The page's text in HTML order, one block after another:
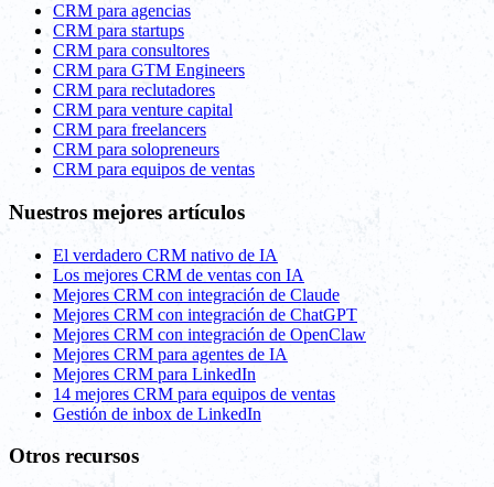
CRM para agencias
CRM para startups
CRM para consultores
CRM para GTM Engineers
CRM para reclutadores
CRM para venture capital
CRM para freelancers
CRM para solopreneurs
CRM para equipos de ventas
Nuestros mejores artículos
El verdadero CRM nativo de IA
Los mejores CRM de ventas con IA
Mejores CRM con integración de Claude
Mejores CRM con integración de ChatGPT
Mejores CRM con integración de OpenClaw
Mejores CRM para agentes de IA
Mejores CRM para LinkedIn
14 mejores CRM para equipos de ventas
Gestión de inbox de LinkedIn
Otros recursos